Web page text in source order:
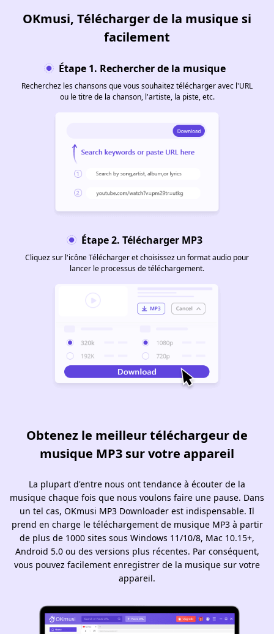
OKmusi, Télécharger de la musique si
facilement
Étape 1. Rechercher de la musique
Recherchez les chansons que vous souhaitez télécharger avec l'URL
ou le titre de la chanson, l'artiste, la piste, etc.
Étape 2. Télécharger MP3
Cliquez sur l'icône Télécharger et choisissez un format audio pour
lancer le processus de téléchargement.
Obtenez le meilleur téléchargeur de
musique MP3 sur votre appareil
La plupart d'entre nous ont tendance à écouter de la
musique chaque fois que nous voulons faire une pause. Dans
un tel cas, OKmusi MP3 Downloader est indispensable. Il
prend en charge le téléchargement de musique MP3 à partir
de plus de 1000 sites sous Windows 11/10/8, Mac 10.15+,
Android 5.0 ou des versions plus récentes. Par conséquent,
vous pouvez facilement enregistrer de la musique sur votre
appareil.